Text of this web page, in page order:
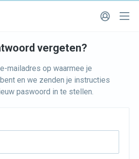
vergeten?
mailadres op waarmee je
en we zenden je instructies
paswoord in te stellen.